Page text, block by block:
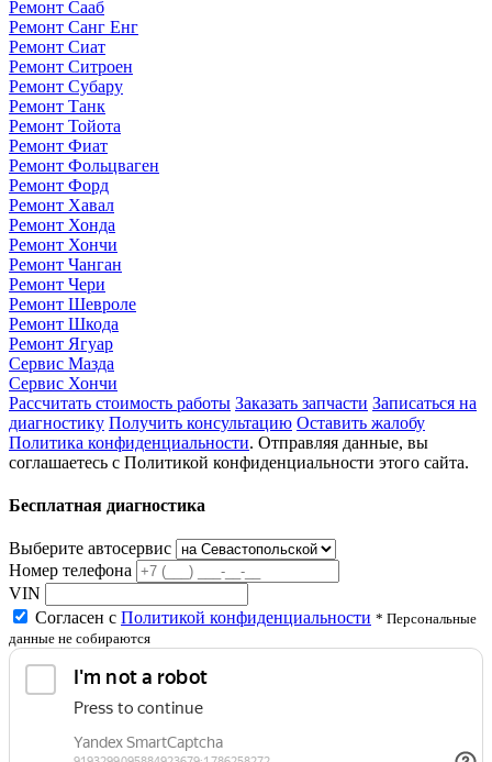
Ремонт Сааб
Ремонт Санг Енг
Ремонт Сиат
Ремонт Ситроен
Ремонт Субару
Ремонт Танк
Ремонт Тойота
Ремонт Фиат
Ремонт Фольцваген
Ремонт Форд
Ремонт Хавал
Ремонт Хонда
Ремонт Хончи
Ремонт Чанган
Ремонт Чери
Ремонт Шевроле
Ремонт Шкода
Ремонт Ягуар
Сервис Мазда
Сервис Хончи
Рассчитать стоимость работы Заказать запчасти Записаться на
диагностику Получить консультацию Оставить жалобу
Политика конфиденциальности. Отправляя данные, вы
соглашаетесь с Политикой конфиденциальности этого сайта.
Бесплатная диагностика
Выберите автосервис
Номер телефона
VIN
Согласен с Политикой конфиденциальности * Персональные
данные не собираются